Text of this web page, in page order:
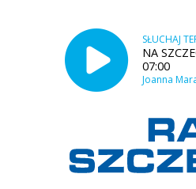
SŁUCHAJ
NA
07:00
Joanna